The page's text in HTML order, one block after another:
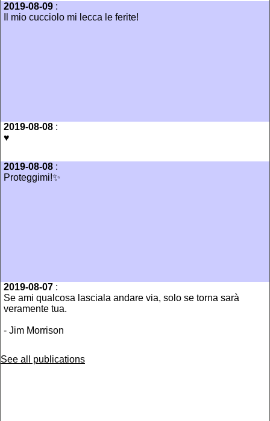
2019-08-09 :
Il mio cucciolo mi lecca le ferite!
2019-08-08 :
♥️
2019-08-08 :
Proteggimi!✨
2019-08-07 :
Se ami qualcosa lasciala andare via, solo se torna sarà
veramente tua.
- Jim Morrison
See all publications